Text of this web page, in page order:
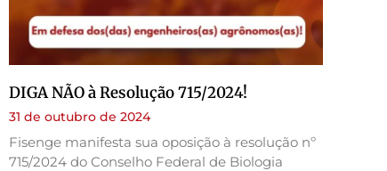
DIGA NÃO à Resolução 715/2024!
31 de outubro de 2024
Fisenge manifesta sua oposição à resolução nº
715/2024 do Conselho Federal de Biologia